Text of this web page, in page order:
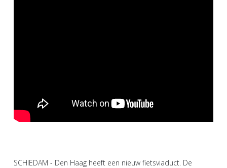
SCHIEDAM - Den Haag heeft een nieuw fietsviaduct. De